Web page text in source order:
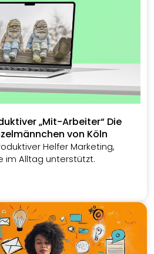
„Mit-Arbeiter“ Die
von Köln
Helfer Marketing,
im Alltag unterstützt.